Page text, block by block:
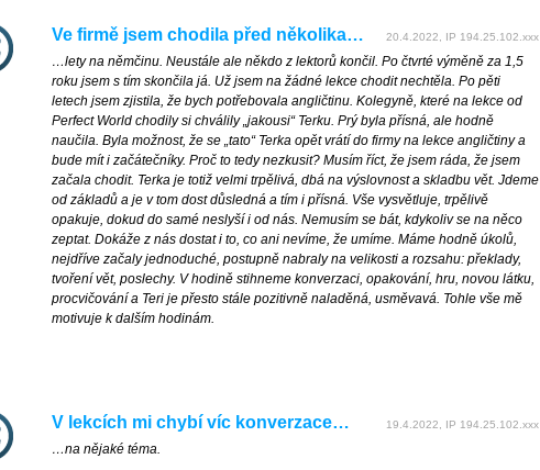
Ve firmě jsem chodila před několika… 20.4.2022, IP 194.25.102.xxx
…lety na němčinu. Neustále ale někdo z lektorů končil. Po čtvrté výměně za 1,5
roku jsem s tím skončila já. Už jsem na žádné lekce chodit nechtěla. Po pěti
letech jsem zjistila, že bych potřebovala angličtinu. Kolegyně, které na lekce od
Perfect World chodily si chválily „jakousi“ Terku. Prý byla přísná, ale hodně
naučila. Byla možnost, že se „tato“ Terka opět vrátí do firmy na lekce angličtiny a
bude mít i začátečníky. Proč to tedy nezkusit? Musím říct, že jsem ráda, že jsem
začala chodit. Terka je totiž velmi trpělivá, dbá na výslovnost a skladbu vět. Jdeme
od základů a je v tom dost důsledná a tím i přísná. Vše vysvětluje, trpělivě
opakuje, dokud do samé neslyší i od nás. Nemusím se bát, kdykoliv se na něco
zeptat. Dokáže z nás dostat i to, co ani nevíme, že umíme. Máme hodně úkolů,
nejdříve začaly jednoduché, postupně nabraly na velikosti a rozsahu: překlady,
tvoření vět, poslechy. V hodině stihneme konverzaci, opakování, hru, novou látku,
procvičování a Teri je přesto stále pozitivně naladěná, usměvavá. Tohle vše mě
motivuje k dalším hodinám.
V lekcích mi chybí víc konverzace… 19.4.2022, IP 194.25.102.xxx
…na nějaké téma.